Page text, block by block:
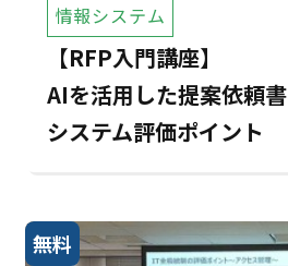
情報システム
【RFP入門講座】
AIを活用した提案依頼
システム評価ポイント
無料